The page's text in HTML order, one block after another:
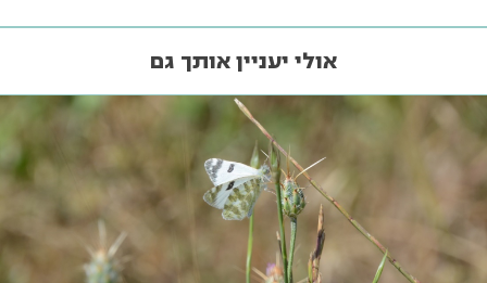
אולי יעניין אותך גם